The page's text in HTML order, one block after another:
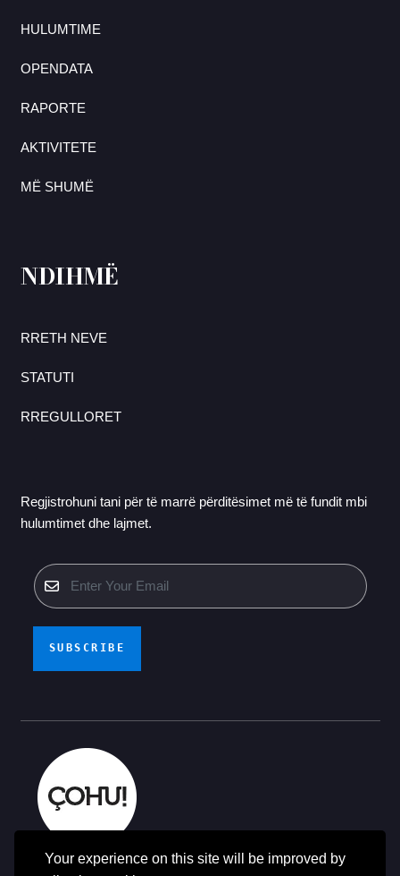
HULUMTIME
OPENDATA
RAPORTE
AKTIVITETE
MË SHUMË
NDIHMË
RRETH NEVE
STATUTI
RREGULLORET
Regjistrohuni tani për të marrë përditësimet më të fundit mbi
hulumtimet dhe lajmet.
SUBSCRIBE
Your experience on this site will be improved by